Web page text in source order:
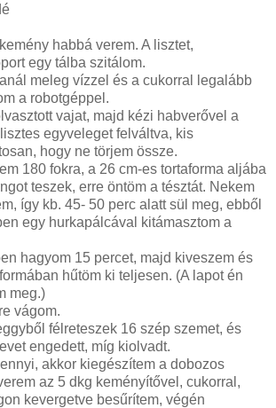
habbá verem. A lisztet,
egy tálba szitálom.
meleg vízzel és a cukorral legalább
a robotgéppel.
vajat, majd kézi habverővel a
egyveleget felváltva, kis
hogy ne törjem össze.
180 fokra, a 26 cm-es tortaforma aljába
teszek, erre öntöm a tésztát. Nekem
így kb. 45- 50 perc alatt sül meg, ebből
egy hurkapálcával kitámasztom a
hagyom 15 percet, majd kiveszem és
hűtöm ki teljesen. (A lapot én
meg.)
vágom.
félreteszek 16 szép szemet, és
engedett, míg kiolvadt.
akkor kiegészítem a dobozos
az 5 dkg keményítővel, cukorral,
kevergetve besűrítem, végén